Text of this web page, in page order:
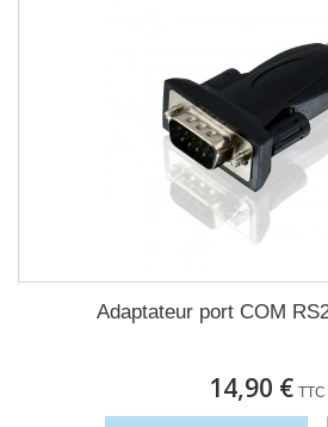
Adaptateur port COM
14,90 € TTC